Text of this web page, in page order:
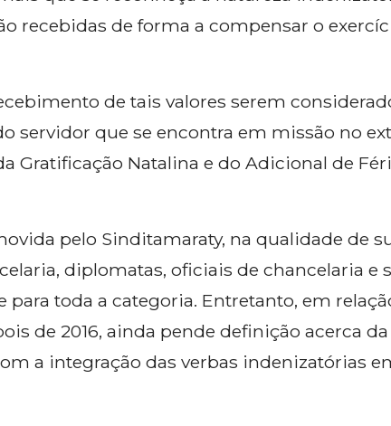
recebidas de forma a compensar o
de tais valores serem
servidor que se encontra em missão no
Gratificação Natalina e do Adicional de
pelo Sinditamaraty, na qualidade de
diplomatas, oficiais de chancelaria e
para toda a categoria. Entretanto, em
de 2016, ainda pende definição acerca
a integração das verbas indenizatórias